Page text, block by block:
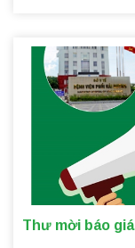
Thư mời báo giá